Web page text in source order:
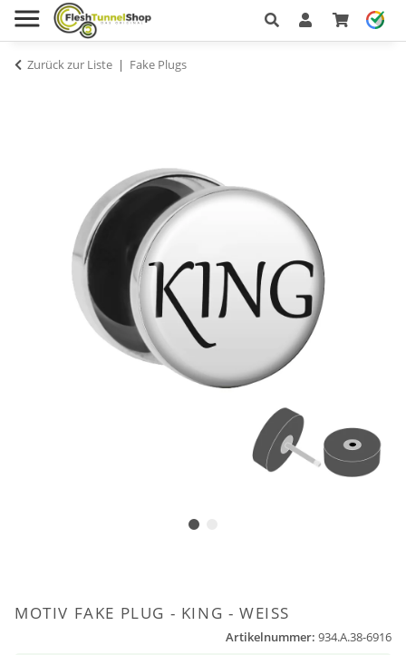
Zurück zur Liste Fake Plugs
MOTIV FAKE PLUG - KING - WEISS
Artikelnummer: 934.A.38-6916